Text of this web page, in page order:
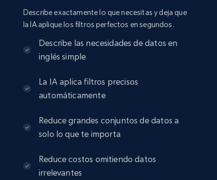
info, Stars, Feedbacks, Return policy, and more.
eCommerce
eBay
URL, Product id, Title, Seller name, Seller rating,
more.
Describe exactamente lo que necesitas y deja que
la IA aplique los filtros perfectos en segundos.
Describe las necesidades de datos en
inglés simple
La IA aplica filtros precisos
automáticamente
Reduce grandes conjuntos de datos a
solo lo que te importa
Reduce costos omitiendo datos
irrelevantes